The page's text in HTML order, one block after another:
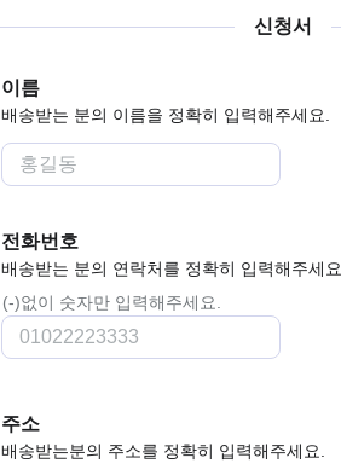
신청서
이름
배송받는 분의 이름을 정확히 입력해주세요.
전화번호
배송받는 분의 연락처를 정확히 입력해주세요.
(-)없이 숫자만 입력해주세요.
주소
배송받는분의 주소를 정확히 입력해주세요.